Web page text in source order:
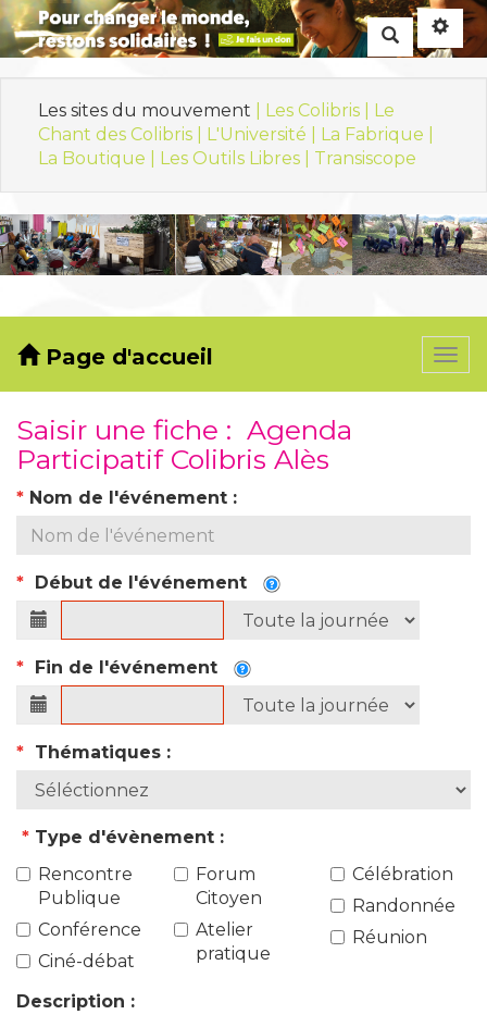
Rechercher
Les sites du mouvement | Les Colibris | Le
Chant des Colibris | L'Université | La Fabrique |
La Boutique | Les Outils Libres | Transiscope
Page d'accueil
Saisir une fiche : Agenda
Participatif Colibris Alès
* Nom de l'événement :
* Début de l'événement
* Fin de l'événement
* Thématiques :
* Type d'évènement :
Rencontre
Publique
Conférence
Ciné-débat
Forum
Citoyen
Atelier
pratique
Célébration
Randonnée
Réunion
Description :